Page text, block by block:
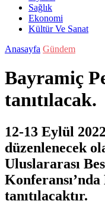
Sağlık
Ekonomi
Kültür Ve Sanat
Anasayfa Gündem
Bayramiç
tanıtılacak.
12-13 Eylül
düzenlenecek
Uluslararası
tanıtılacaktır.